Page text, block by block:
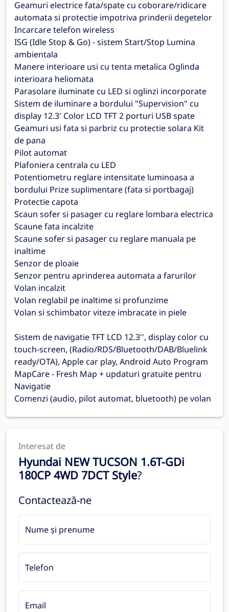
Geamuri electrice fata/spate cu coborare/ridicare
automata si protectie impotriva prinderii degetelor
Incarcare telefon wireless
ISG (Idle Stop & Go) - sistem Start/Stop Lumina
ambientala
Manere interioare usi cu tenta metalica Oglinda
interioara heliomata
Parasolare iluminate cu LED si oglinzi incorporate
Sistem de iluminare a bordului "Supervision" cu
display 12.3' Color LCD TFT 2 porturi USB spate
Geamuri usi fata si parbriz cu protectie solara Kit
de pana
Pilot automat
Plafoniera centrala cu LED
Potentiometru reglare intensitate luminoasa a
bordului Prize suplimentare (fata si portbagaj)
Protectie capota
Scaun sofer si pasager cu reglare lombara electrica
Scaune fata incalzite
Scaune sofer si pasager cu reglare manuala pe
inaltime
Senzor de ploaie
Senzor pentru aprinderea automata a farurilor
Volan incalzit
Volan reglabil pe inaltime si profunzime
Volan si schimbator viteze imbracate in piele
Sistem de navigatie TFT LCD 12.3'', display color cu
touch-screen, (Radio/RDS/Bluetooth/DAB/Bluelink
ready/OTA), Apple car play, Android Auto Program
MapCare - Fresh Map + updaturi gratuite pentru
Navigatie
Comenzi (audio, pilot automat, bluetooth) pe volan
Interesat de
Hyundai NEW TUCSON 1.6T-GDi
180CP 4WD 7DCT Style?
Contactează-ne
Nume și prenume
Telefon
Email